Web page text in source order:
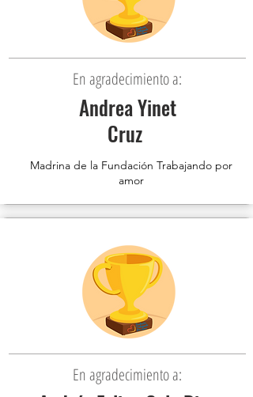
En agradecimiento a:
Andrea Yinet
Cruz
Madrina de la Fundación Trabajando por
amor
En agradecimiento a: